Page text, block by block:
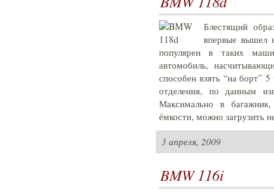
Блестящий
впервые вышел
популярен в таких
автомобиль,
способен взять “на борт”
отделения, по данным
Максимально в
ёмкости, можно загрузить
3 апреля, 2009
BMW 116i